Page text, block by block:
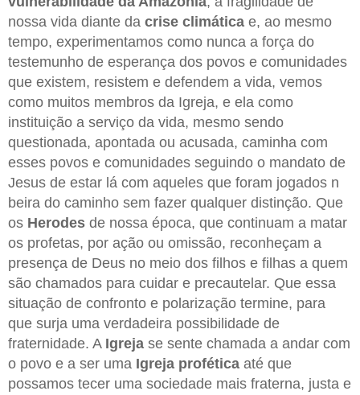
nossa vida diante da crise climática e, ao mesmo
tempo, experimentamos como nunca a força do
testemunho de esperança dos povos e comunidades
que existem, resistem e defendem a vida, vemos
como muitos membros da Igreja, e ela como
instituição a serviço da vida, mesmo sendo
questionada, apontada ou acusada, caminha com
esses povos e comunidades seguindo o mandato de
Jesus de estar lá com aqueles que foram jogados n
beira do caminho sem fazer qualquer distinção. Que
os Herodes de nossa época, que continuam a matar
os profetas, por ação ou omissão, reconheçam a
presença de Deus no meio dos filhos e filhas a quem
são chamados para cuidar e precautelar. Que essa
situação de confronto e polarização termine, para
que surja uma verdadeira possibilidade de
fraternidade. A Igreja se sente chamada a andar com
o povo e a ser uma Igreja profética até que
possamos tecer uma sociedade mais fraterna, justa e